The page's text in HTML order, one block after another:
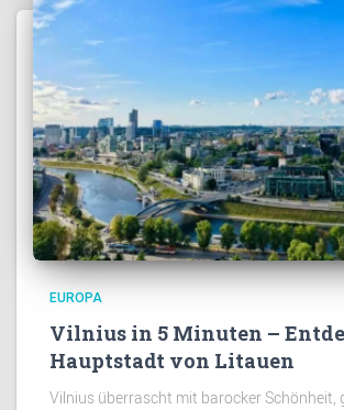
EUROPA
Vilnius in 5 Minuten –
Hauptstadt von Litauen
Vilnius überrascht mit barocker Schönheit,